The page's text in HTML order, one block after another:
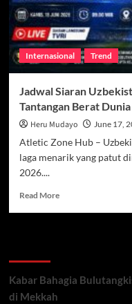
Internasional Trend
Jadwal Siaran
Tantangan Berat Dunia
Heru Mudayo June 17,
Atletic Zone Hub –
laga menarik yang patut
2026....
Read MoreRead
Kolombia,
Kabar Bahagia
di Mekkah